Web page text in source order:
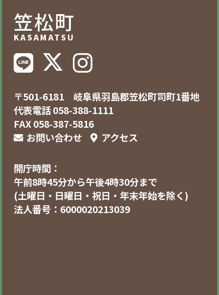
笠松町
KASAMATSU
〒501-6181 岐阜県羽島郡笠松町司町1番地
代表電話 058-388-1111
FAX 058-387-5816
お問い合わせ
アクセス
開庁時間：
午前8時45分から午後4時30分まで
(土曜日・日曜日・祝日・年末年始を除く)
法人番号：6000020213039